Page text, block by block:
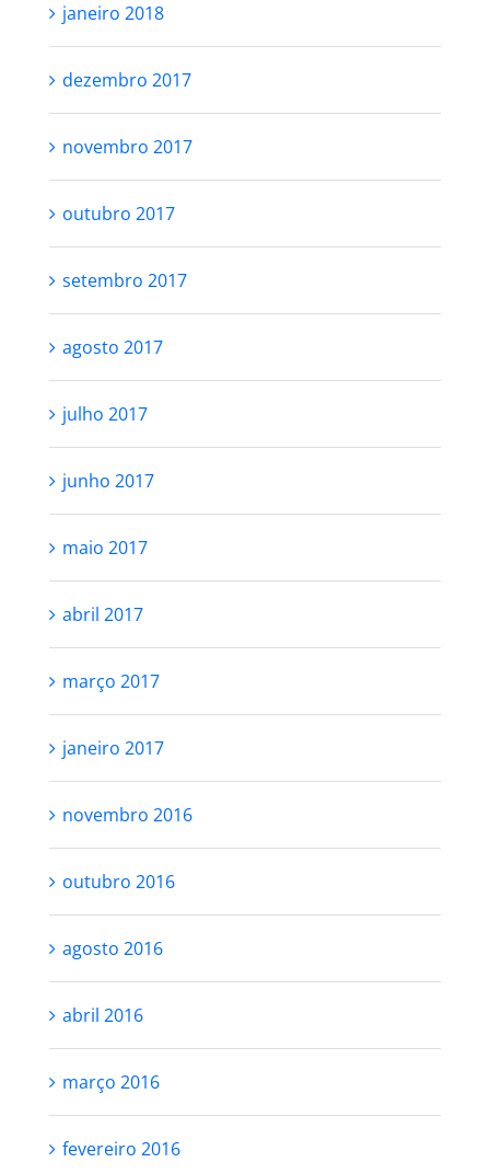
fevereiro 2018
janeiro 2018
dezembro 2017
novembro 2017
outubro 2017
setembro 2017
agosto 2017
julho 2017
junho 2017
maio 2017
abril 2017
março 2017
janeiro 2017
novembro 2016
outubro 2016
agosto 2016
abril 2016
março 2016